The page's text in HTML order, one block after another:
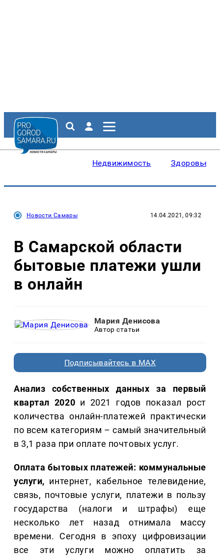
Недвижимость Здоровье
Новости Самары 14.04.2021, 09:32
В Самарской области
бытовые платежи ушли
в онлайн
Мария Денисова
Автор статьи
Подписывайтесь в MAX
Анализ собственных данных за первый
квартал 2020 и 2021 годов показал рост
количества онлайн-платежей практически
по всем категориям – самый значительный
в 3,1 раза при оплате почтовых услуг.
Оплата бытовых платежей: коммунальные
услуги, интернет, кабельное телевидение,
связь, почтовые услуги, платежи в пользу
государства (налоги и штрафы) еще
несколько лет назад отнимала массу
времени. Сегодня в эпоху цифровизации
все эти услуги можно оплатить за